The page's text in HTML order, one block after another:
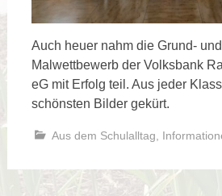
Auch heuer nahm die Grund-
Malwettbewerb der Volksbank
eG mit Erfolg teil. Aus jeder
schönsten Bilder gekürt.
Aus dem Schulalltag